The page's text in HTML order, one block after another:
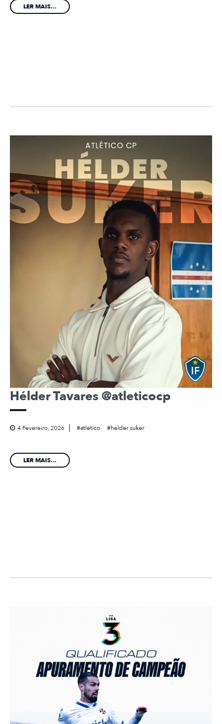
LER MAIS...
Hélder Tavares @atleticocp
4 Fevereiro, 2026 atletico helder suker
LER MAIS...